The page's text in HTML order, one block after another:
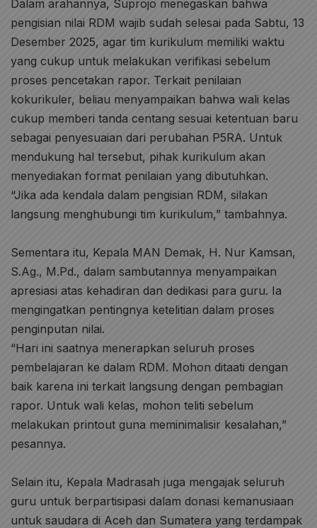
Dalam arahannya, Suprojo menegaskan bahwa
pengisian nilai RDM wajib sudah selesai pada Sabtu, 13
Desember 2025, agar tim kurikulum memiliki waktu
yang cukup untuk melakukan verifikasi sebelum
proses pencetakan rapor. Terkait penilaian
kokurikuler, beliau menyampaikan bahwa wali kelas
cukup memberi tanda centang sesuai ketentuan baru
sebagai penyesuaian dari perubahan P5RA. Untuk
mendukung hal tersebut, pihak kurikulum akan
menyediakan format penilaian yang dibutuhkan.
“Jika ada kendala dalam pengisian RDM, silakan
langsung menghubungi tim kurikulum,” tambahnya.
Sementara itu, Kepala MAN Demak, H. Nur Kamsan,
S.Ag., M.Pd., dalam sambutannya menyampaikan
apresiasi atas kehadiran dan dedikasi para guru. Ia
mengingatkan pentingnya ketelitian dalam proses
penginputan nilai.
“Hari ini saatnya menerapkan seluruh proses
pembelajaran ke dalam RDM. Mohon ditaati dengan
baik karena ini terkait langsung dengan pembagian
rapor. Untuk wali kelas, mohon teliti sebelum
melakukan printout guna meminimalisir kesalahan,”
pesannya.
Selain itu, Kepala Madrasah juga mengajak seluruh
guru untuk berpartisipasi dalam donasi kemanusiaan
untuk saudara di Aceh dan Sumatera yang terdampak